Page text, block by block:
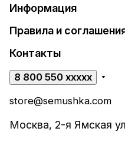
Информация
Правила и
Контакты
8 800 550 xxxxx
store@semushka.com
Москва, 2-я Ямская